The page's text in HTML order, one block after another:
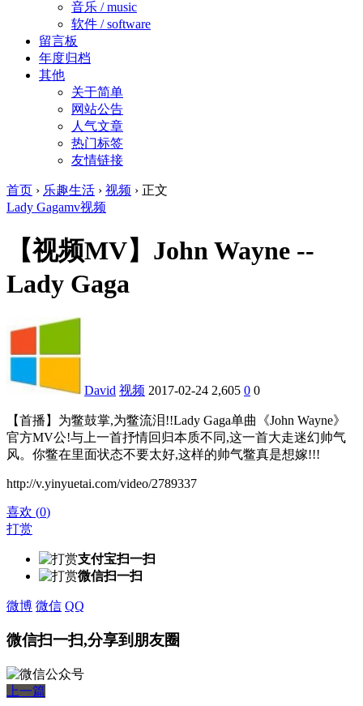
音乐 / music
软件 / software
留言板
年度归档
其他
关于简单
网站公告
人气文章
热门标签
友情链接
首页 › 乐趣生活 › 视频 › 正文
Lady Gagamv视频
【视频MV】John Wayne --
Lady Gaga
David 视频 2017-02-24 2,605 0 0
【首播】为鳖鼓掌,为鳖流泪!!Lady Gaga单曲《John Wayne》
官方MV公!与上一首抒情回归本质不同,这一首大走迷幻帅气
风。你鳖在里面状态不要太好,这样的帅气鳖真是想嫁!!!
http://v.yinyuetai.com/video/2789337
喜欢 (0)
打赏
支付宝扫一扫
微信扫一扫
微博 微信 QQ
微信扫一扫,分享到朋友圈
上一篇